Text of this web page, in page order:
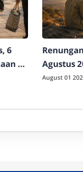
6
di
Agustus
Raja
August 01